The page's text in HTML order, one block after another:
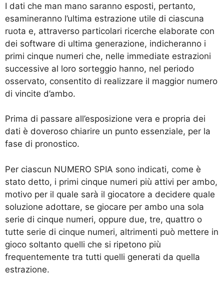
I dati che man mano saranno esposti, pertanto,
esamineranno l’ultima estrazione utile di ciascuna
ruota e, attraverso particolari ricerche elaborate con
dei software di ultima generazione, indicheranno i
primi cinque numeri che, nelle immediate estrazioni
successive al loro sorteggio hanno, nel periodo
osservato, consentito di realizzare il maggior numero
di vincite d’ambo.
Prima di passare all’esposizione vera e propria dei
dati è doveroso chiarire un punto essenziale, per la
fase di pronostico.
Per ciascun NUMERO SPIA sono indicati, come è
stato detto, i primi cinque numeri più attivi per ambo,
motivo per il quale sarà il giocatore a decidere quale
soluzione adottare, se giocare per ambo una sola
serie di cinque numeri, oppure due, tre, quattro o
tutte serie di cinque numeri, altrimenti può mettere in
gioco soltanto quelli che si ripetono più
frequentemente tra tutti quelli generati da quella
estrazione.